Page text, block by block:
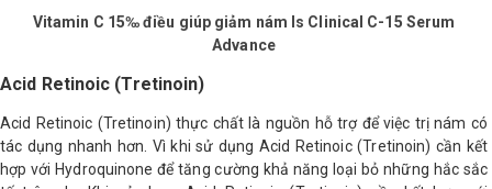
Vitamin C 15‰ điều giúp giảm nám Is Clinical C-15 Serum
Advance
Acid Retinoic (Tretinoin)
Acid Retinoic (Tretinoin) thực chất là nguồn hỗ trợ để việc trị nám có
tác dụng nhanh hơn. Vì khi sử dụng Acid Retinoic (Tretinoin) cần kết
hợp với Hydroquinone để tăng cường khả năng loại bỏ những hắc sắc